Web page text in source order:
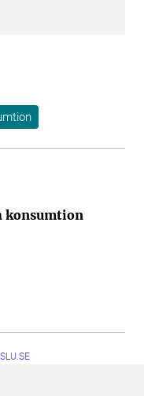
konsumtion